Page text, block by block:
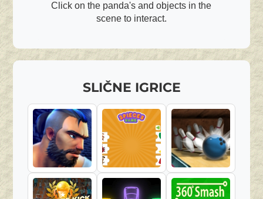
Click on the panda's and objects in the
scene to interact.
SLIČNE IGRICE